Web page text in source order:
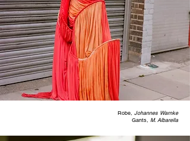
Robe, Johannes Warnke
Gants, M. Albarella